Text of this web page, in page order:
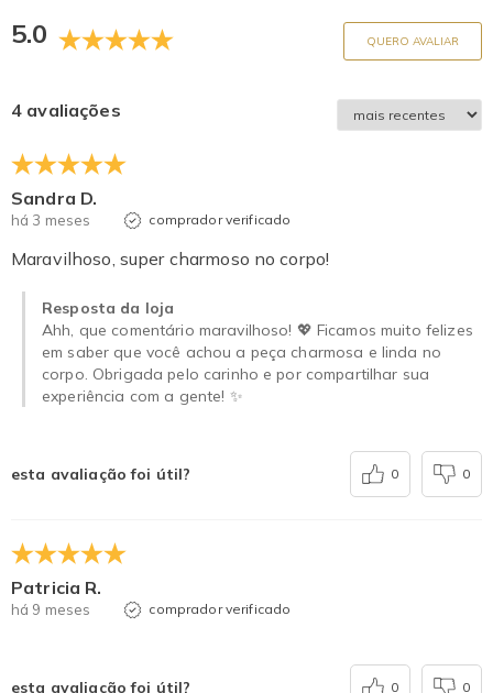
5.0 QUERO AVALIAR
4 avaliações
Sandra D.
há 3 meses comprador verificado
Maravilhoso, super charmoso no corpo!
Resposta da loja
Ahh, que comentário maravilhoso! 💖 Ficamos muito felizes
em saber que você achou a peça charmosa e linda no
corpo. Obrigada pelo carinho e por compartilhar sua
experiência com a gente! ✨
esta avaliação foi útil? 0 0
Patricia R.
há 9 meses comprador verificado
esta avaliação foi útil? 0 0